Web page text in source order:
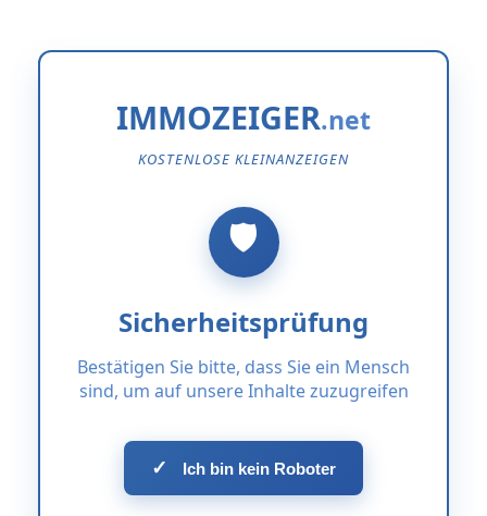
IMMOZEIGER
KOSTENLOSE KLEINANZEIGEN
Sicherheitsprüfung
Bestätigen Sie bitte, dass Sie ein Mensch
sind, um auf unsere Inhalte zuzugreifen
✓ Ich bin kein Roboter